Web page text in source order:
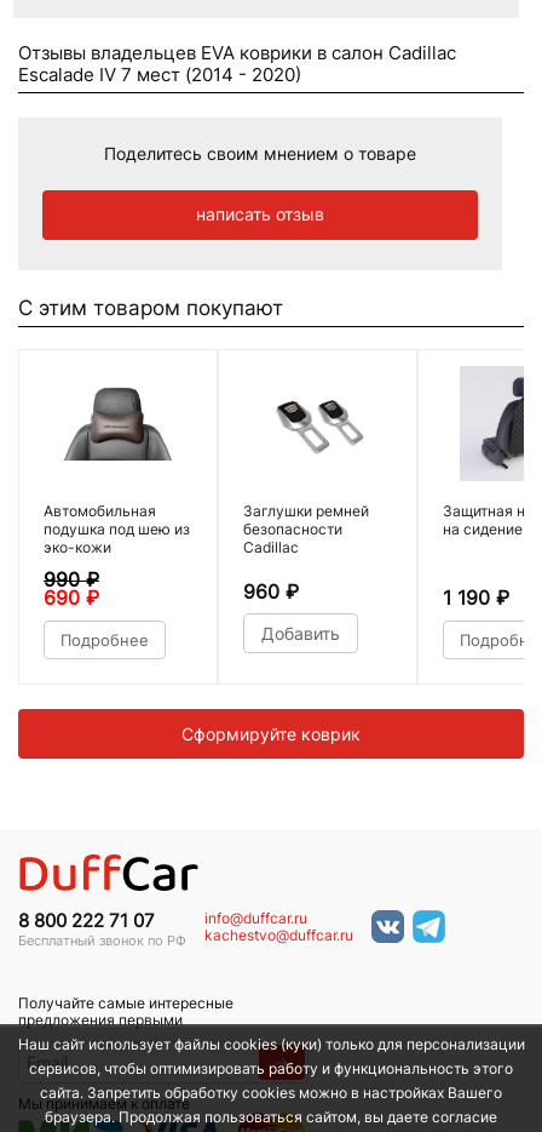
Отзывы владельцев EVA коврики в салон Cadillac
Escalade IV 7 мест (2014 - 2020)
Поделитесь своим мнением о товаре
написать отзыв
С этим товаром покупают
Автомобильная
подушка под шею из
эко-кожи
990₽
690 ₽
Подробнее
Заглушки ремней
безопасности
Cadillac
960 ₽
Добавить
Защитная
на сидение
1 190 ₽
Сформируйте коврик
8 800 222 71 07
Бесплатный звонок по РФ
info@duffcar.ru
kachestvo@duffcar.ru
Получайте самые интересные
предложения первыми
→
Мы принимаем к оплате
Наш сайт использует файлы cookies (куки) только для персонализации
сервисов, чтобы оптимизировать работу и функциональность этого
сайта. Запретить обработку cookies можно в настройках Вашего
браузера. Продолжая пользоваться сайтом, вы даете согласие